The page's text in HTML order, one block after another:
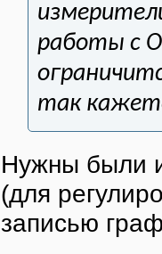
работы с
так
Нужны были
(для
записью